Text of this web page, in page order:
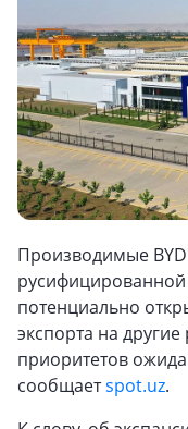
Производимые
потенциально
экспорта на
приоритетов
сообщаетspot.uz.